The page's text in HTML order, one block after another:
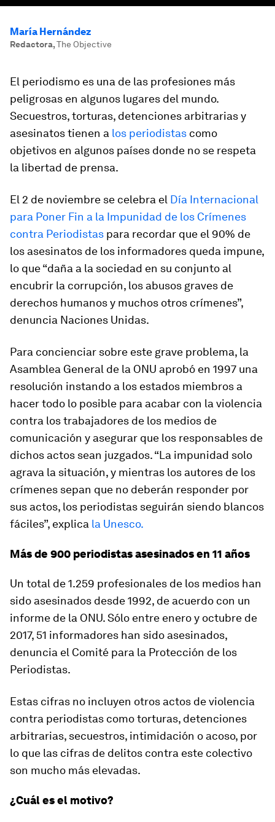
María Hernández
Redactora,The Objective
El periodismo es una de las profesiones más
peligrosas en algunos lugares del mundo.
Secuestros, torturas, detenciones arbitrarias y
asesinatos tienen a los periodistas como
objetivos en algunos países donde no se respeta
la libertad de prensa.
El 2 de noviembre se celebra el Día Internacional
para Poner Fin a la Impunidad de los Crímenes
contra Periodistas para recordar que el 90% de
los asesinatos de los informadores queda impune,
lo que “daña a la sociedad en su conjunto al
encubrir la corrupción, los abusos graves de
derechos humanos y muchos otros crímenes”,
denuncia Naciones Unidas.
Para concienciar sobre este grave problema, la
Asamblea General de la ONU aprobó en 1997 una
resolución instando a los estados miembros a
hacer todo lo posible para acabar con la violencia
contra los trabajadores de los medios de
comunicación y asegurar que los responsables de
dichos actos sean juzgados. “La impunidad solo
agrava la situación, y mientras los autores de los
crímenes sepan que no deberán responder por
sus actos, los periodistas seguirán siendo blancos
fáciles”, explica la Unesco.
Más de 900 periodistas asesinados en 11 años
Un total de 1.259 profesionales de los medios han
sido asesinados desde 1992, de acuerdo con un
informe de la ONU. Sólo entre enero y octubre de
2017, 51 informadores han sido asesinados,
denuncia el Comité para la Protección de los
Periodistas.
Estas cifras no incluyen otros actos de violencia
contra periodistas como torturas, detenciones
arbitrarias, secuestros, intimidación o acoso, por
lo que las cifras de delitos contra este colectivo
son mucho más elevadas.
¿Cuál es el motivo?